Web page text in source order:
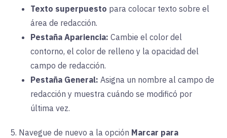
Texto superpuesto para colocar texto sobre el
área de redacción.
Pestaña Apariencia: Cambie el color del
contorno, el color de relleno y la opacidad del
campo de redacción.
Pestaña General: Asigna un nombre al campo de
redacción y muestra cuándo se modificó por
última vez.
5. Navegue de nuevo a la opción Marcar para